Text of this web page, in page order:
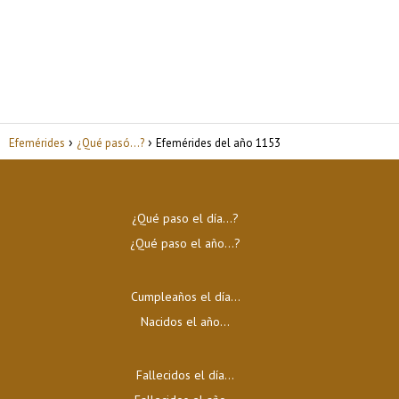
Efemérides ¿Qué pasó...? Efemérides del año 1153
¿Qué paso el día…?
¿Qué paso el año…?
Cumpleaños el día…
Nacidos el año…
Fallecidos el día…